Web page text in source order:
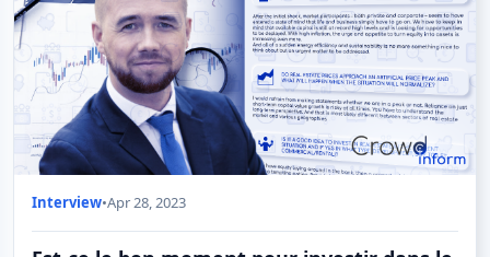
Interview•Apr 28, 2023